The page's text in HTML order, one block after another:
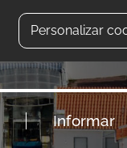
Personalizar
Informar